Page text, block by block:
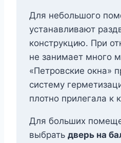
Для небольшого
устанавливают
конструкцию. При
не занимает много
«Петровские окна»
систему
плотно прилегала к
Для больших
выбрать дверь на